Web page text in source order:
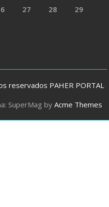
27 28
29
reservados PAHER PORTAL
SuperMag by Acme Themes